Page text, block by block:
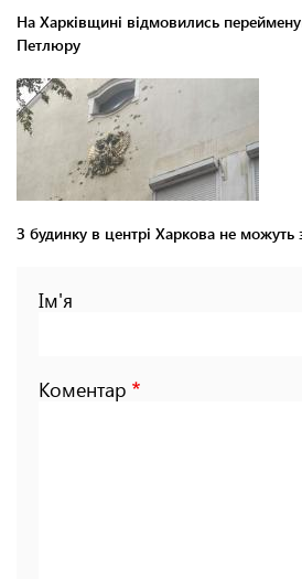
На Харківщині відмовились
Петлюру
З будинку в центрі Харкова не можуть
Ім'я
Коментар